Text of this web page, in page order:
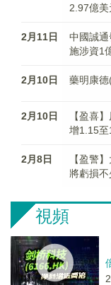
2.97億美
2月11日
中國誠
施涉資1
2月10日 藥明康
2月10日
【盈喜
增1.15
2月8日
【盈警
將虧損
視頻